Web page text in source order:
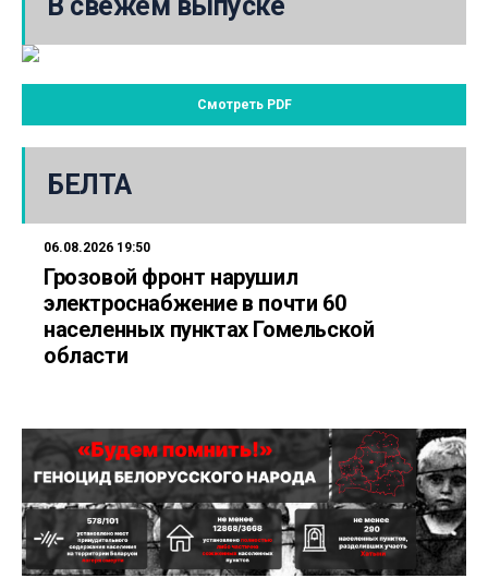
Смотреть PDF
БЕЛТА
06.08.2026 19:50
Грозовой фронт нарушил
электроснабжение в почти 60
населенных пунктах Гомельской
области